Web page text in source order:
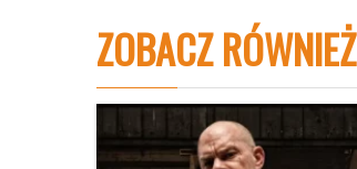
ZOBACZ RÓWNIEŻ